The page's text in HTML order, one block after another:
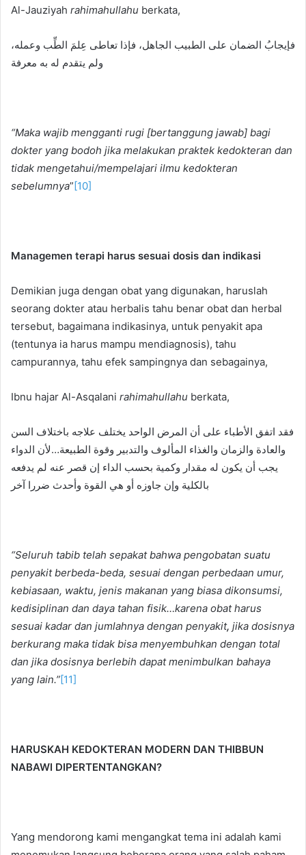
Al-Jauziyah rahimahullahu berkata,
فإيجابُ الضمان على الطبيب الجاهل، فإذا تعاطى عِلمَ الطِّب وعمله،
ولم يتقدم له به معرفة
“Maka wajib mengganti rugi [bertanggung jawab] bagi
dokter yang bodoh jika melakukan praktek kedokteran dan
tidak mengetahui/mempelajari ilmu kedokteran
sebelumnya” [10]
Managemen terapi harus sesuai dosis dan indikasi
Demikian juga dengan obat yang digunakan, haruslah
seorang dokter atau herbalis tahu benar obat dan herbal
tersebut, bagaimana indikasinya, untuk penyakit apa
(tentunya ia harus mampu mendiagnosis), tahu
campurannya, tahu efek sampingnya dan sebagainya,
Ibnu hajar Al-Asqalani rahimahullahu berkata,
فقد اتفق الأطباء على أن المرض الواحد يختلف علاجه باختلاف السن
والعادة والزمان والغذاء المألوف والتدبير وقوة الطبيعة…لأن الدواء
يجب أن يكون له مقدار وكمية بحسب الداء إن قصر عنه لم يدفعه
بالكلية وإن جاوزه أو هي القوة وأحدث ضررا آخر
“Seluruh tabib telah sepakat bahwa pengobatan suatu
penyakit berbeda-beda, sesuai dengan perbedaan umur,
kebiasaan, waktu, jenis makanan yang biasa dikonsumsi,
kedisiplinan dan daya tahan fisik…karena obat harus
sesuai kadar dan jumlahnya dengan penyakit, jika dosisnya
berkurang maka tidak bisa menyembuhkan dengan total
dan jika dosisnya berlebih dapat menimbulkan bahaya
yang lain.”[11]
HARUSKAH KEDOKTERAN MODERN DAN THIBBUN
NABAWI DIPERTENTANGKAN?
Yang mendorong kami mengangkat tema ini adalah kami